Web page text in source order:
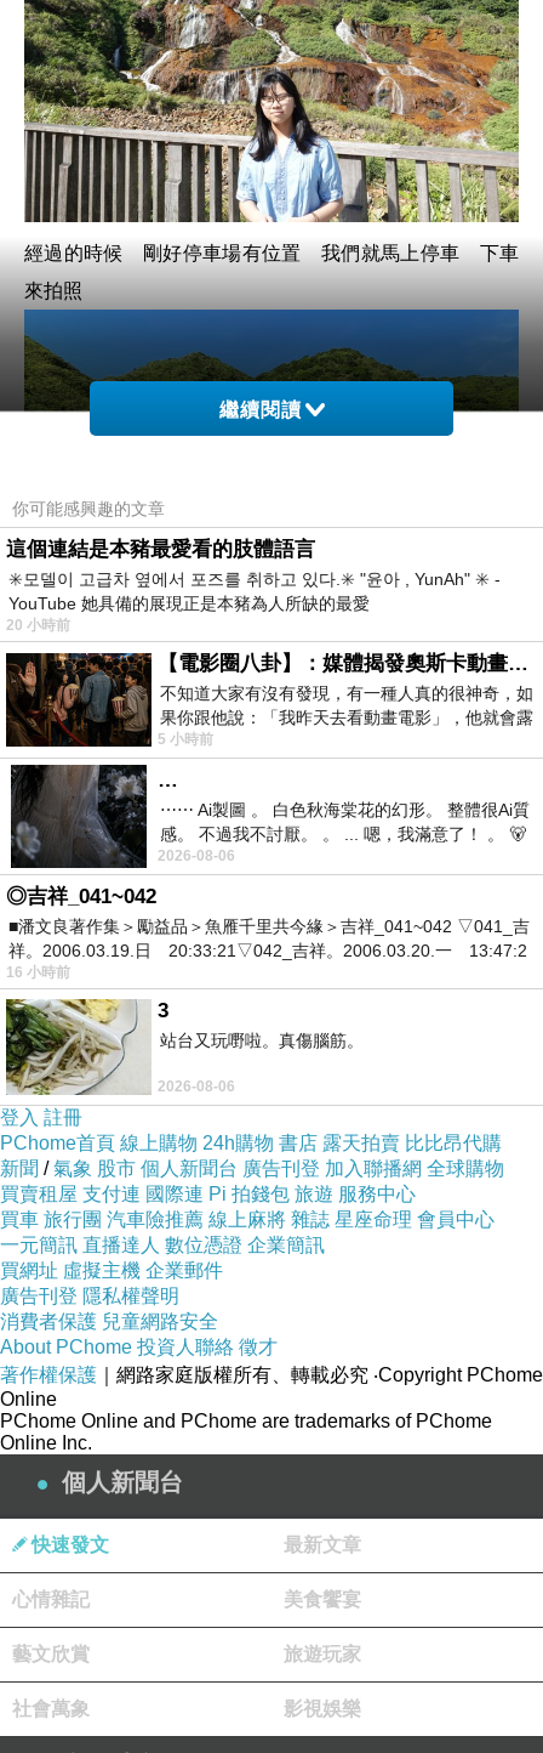
經過的時候 剛好停車場有位置 我們就馬上停車 下車
來拍照
天氣晴朗 藍天 白雲 青山 綠水
請路人幫我們拍合照 真好看！
才一下下 停車場滿了 人潮突然湧出 呵呵！太驚人了
吧！
繼續閱讀
你可能感興趣的文章
這個連結是本豬最愛看的肢體語言
✳️모델이 고급차 옆에서 포즈를 취하고 있다.✳️ "윤아 , YunAh" ✳️ -
YouTube 她具備的展現正是本豬為人所缺的最愛
20 小時前
【電影圈八卦】：媒體揭發奧斯卡動畫項目投票醜聞！好萊塢為什麼看不起動畫電影？
不知道大家有沒有發現，有一種人真的很神奇，如
果你跟他說：「我昨天去看動畫電影」，他就會露
出一種慈祥的微笑，然後問你是不是陪小
5 小時前
…
⋯⋯ Ai製圖 。 白色秋海棠花的幻形。 整體很Ai質
感。 不過我不討厭。 。 ... 嗯，我滿意了！ 。 🐻
昨中
2026-08-06
◎吉祥_041~042
■潘文良著作集＞勵益品＞魚雁千里共今緣＞吉祥_041~042 ▽041_吉
祥。2006.03.19.日 20:33:21▽042_吉祥。2006.03.20.一 13:47:2
16 小時前
3
站台又玩嘢啦。真傷腦筋。
2026-08-06
登入 註冊
PChome首頁 線上購物 24h購物 書店 露天拍賣 比比昂代購
新聞 /氣象 股市 個人新聞台 廣告刊登 加入聯播網 全球購物
買賣租屋 支付連 國際連 Pi 拍錢包 旅遊 服務中心
買車 旅行團 汽車險推薦 線上麻將 雜誌 星座命理 會員中心
一元簡訊 直播達人 數位憑證 企業簡訊
買網址 虛擬主機 企業郵件
廣告刊登 隱私權聲明
消費者保護 兒童網路安全
About PChome 投資人聯絡 徵才
著作權保護 ｜網路家庭版權所有、轉載必究 ‧Copyright PChome
Online
PChome Online and PChome are trademarks of PChome
Online Inc.
個人新聞台
快速發文 最新文章
心情雜記 美食饗宴
藝文欣賞 旅遊玩家
社會萬象 影視娛樂